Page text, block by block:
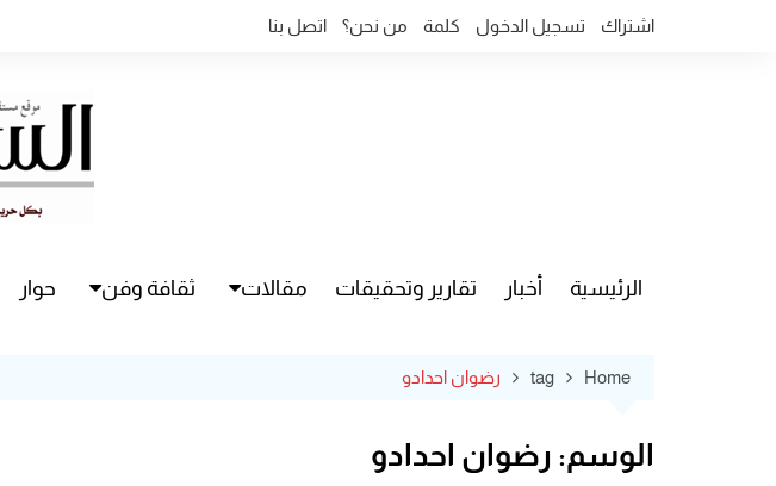
اشتراك تسجيل الدخول كلمة من نحن؟ اتصل بنا
الرئيسية أخبار تقارير وتحقيقات مقالات ثقافة وفن حوار
Home
tag رضوان احدادو
الوسم: رضوان احدادو